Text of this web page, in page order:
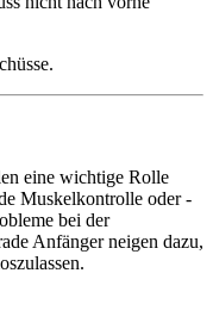
eine wichtige Rolle
Muskelkontrolle oder -
bei der
Anfänger neigen dazu,